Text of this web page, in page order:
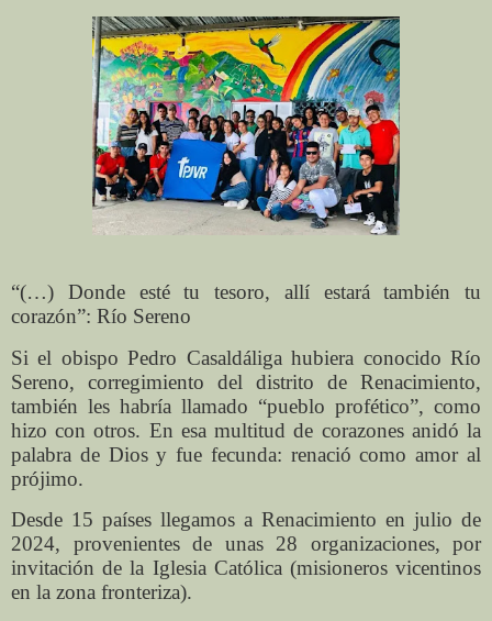
“(…) Donde esté tu tesoro, allí estará también tu
corazón”: Río Sereno
Si el obispo Pedro Casaldáliga hubiera conocido Río
Sereno, corregimiento del distrito de Renacimiento,
también les habría llamado “pueblo profético”, como
hizo con otros. En esa multitud de corazones anidó la
palabra de Dios y fue fecunda: renació como amor al
prójimo.
Desde 15 países llegamos a Renacimiento en julio de
2024, provenientes de unas 28 organizaciones, por
invitación de la Iglesia Católica (misioneros vicentinos
en la zona fronteriza).